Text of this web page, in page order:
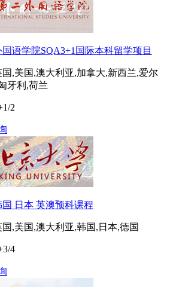
语学院SQA3+1国际本科留学项目
国,美国,澳大利亚,加拿大,新西兰,爱尔
牙利,荷兰
2
日本 英澳预科课程
国,美国,澳大利亚,韩国,日本,德国
4